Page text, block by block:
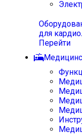
для
Перейти